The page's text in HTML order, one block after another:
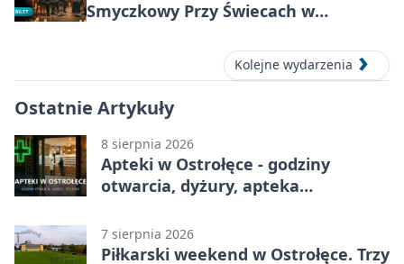
Smyczkowy Przy Świecach w
Kolejne wydarzenia
Ostatnie Artykuły
8 sierpnia 2026
Apteki w Ostrołęce - godziny
otwarcia, dyżury, apteka
7 sierpnia 2026
Piłkarski weekend w Ostrołęce. Trzy